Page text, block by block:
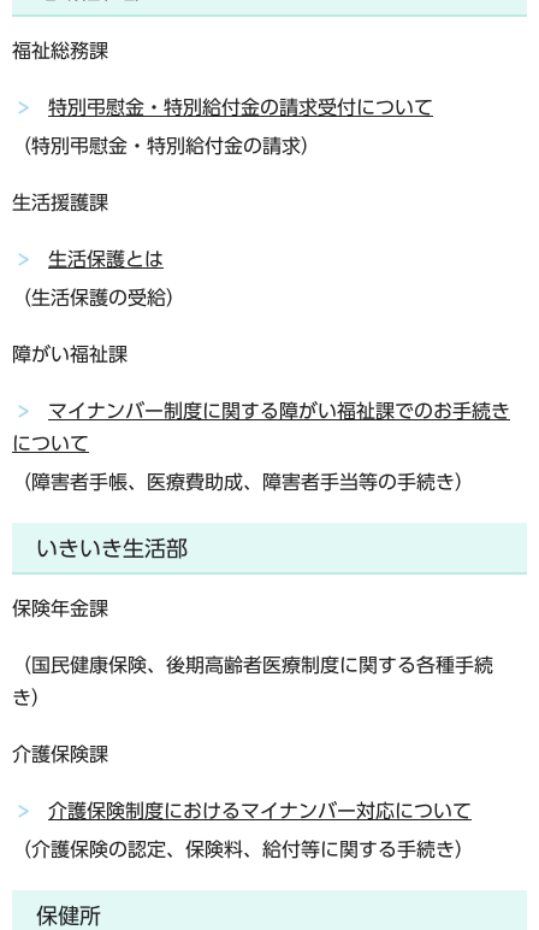
福祉総務課
特別弔慰金・特別給付金の請求受付について
（特別弔慰金・特別給付金の請求）
生活援護課
生活保護とは
（生活保護の受給）
障がい福祉課
マイナンバー制度に関する障がい福祉課でのお手続き
について
（障害者手帳、医療費助成、障害者手当等の手続き）
いきいき生活部
保険年金課
（国民健康保険、後期高齢者医療制度に関する各種手続
き）
介護保険課
介護保険制度におけるマイナンバー対応について
（介護保険の認定、保険料、給付等に関する手続き）
保健所